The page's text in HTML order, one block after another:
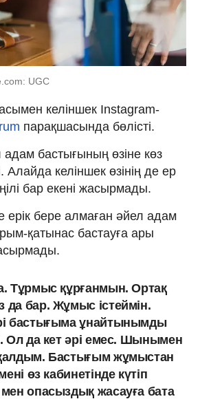
UGC
келіншек Instagram-
парақшасында бөлісті.
бастығының өзіне көз
Алайда келіншек өзінің де ер
бар екені жасырмады.
ерік бере алмаған әйел адам
қатынас бастауға ары
Тұрмыс құрғанмын. Ортақ
бар. Жұмыс істеймін.
бастығыма ұнайтынымды
Ол да кет әрі емес. Шынымен
Бастығым жұмыстан
өз кабинетінде күтіп
опасыздық жасауға бата